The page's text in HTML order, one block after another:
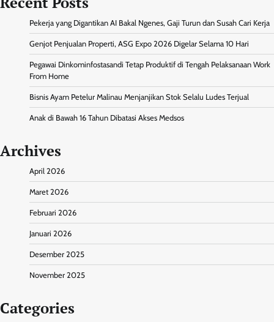
Pekerja yang Digantikan AI Bakal Ngenes, Gaji Turun dan Susah Cari Kerja
Genjot Penjualan Properti, ASG Expo 2026 Digelar Selama 10 Hari
Pegawai Dinkominfostasandi Tetap Produktif di Tengah Pelaksanaan Work
From Home
Bisnis Ayam Petelur Malinau Menjanjikan Stok Selalu Ludes Terjual
Anak di Bawah 16 Tahun Dibatasi Akses Medsos
Archives
April 2026
Maret 2026
Februari 2026
Januari 2026
Desember 2025
November 2025
Categories